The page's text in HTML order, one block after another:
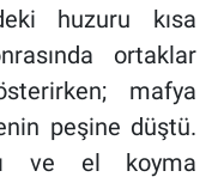
huzuru kısa
ortaklar
mafya
peşine düştü.
ve el koyma